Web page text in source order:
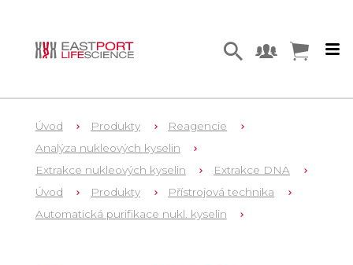
Úvod Produkty
Reagencie
Analýza nukleových kyselin
Extrakce nukleových kyselin
Extrakce DNA
Úvod
Produkty
Přístrojová technika
Automatická purifikace nukl. kyselin